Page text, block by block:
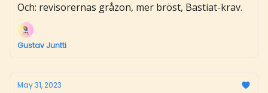
Och: revisorernas gråzon, mer bröst, Bastiat-krav.
Gustav Juntti
May 31, 2023